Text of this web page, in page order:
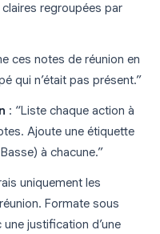
regroupées par
ces notes de réunion en
qui n’était pas présent.”
: “Liste chaque action à
Ajoute une étiquette
à chacune.”
uniquement les
Formate sous
justification d’une